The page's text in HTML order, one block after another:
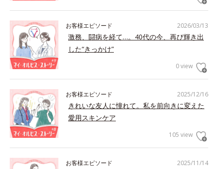
2026/03/13
お客様エピソード
激務、闘病を経て…。40代の今、再び輝き出
した“きっかけ”
0 view
2025/12/16
お客様エピソード
きれいな友人に憧れて。私を前向きに変えた
愛用スキンケア
105 view
2025/11/14
お客様エピソード